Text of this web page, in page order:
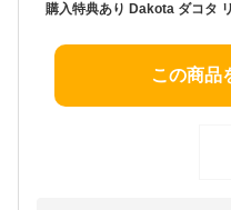
この商品